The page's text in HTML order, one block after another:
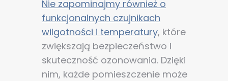
Nie zapominajmy również o
funkcjonalnych czujnikach
wilgotności i temperatury, które
zwiększają bezpieczeństwo i
skuteczność ozonowania. Dzięki
nim, każde pomieszczenie może